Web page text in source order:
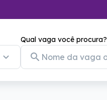
Qual vaga você procura?